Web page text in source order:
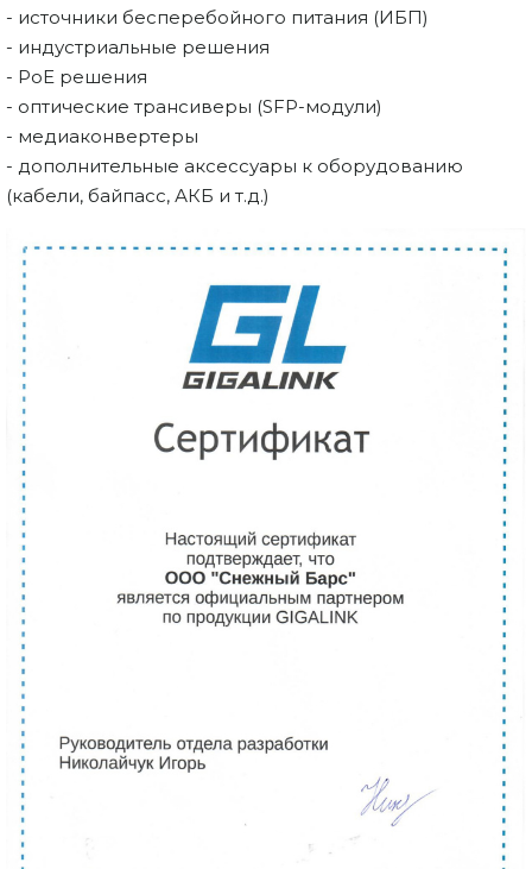
- источники бесперебойного питания (ИБП)
- индустриальные решения
- PoE решения
- оптические трансиверы (SFP-модули)
- медиаконвертеры
- дополнительные аксессуары к оборудованию
(кабели, байпасс, АКБ и т.д.)